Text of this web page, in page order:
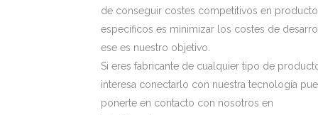
de conseguir costes competitivos en
específicos es minimizar los costes de
ese es nuestro objetivo.
Si eres fabricante de cualquier tipo de
interesa conectarlo con nuestra tecnología
ponerte en contacto con nosotros en